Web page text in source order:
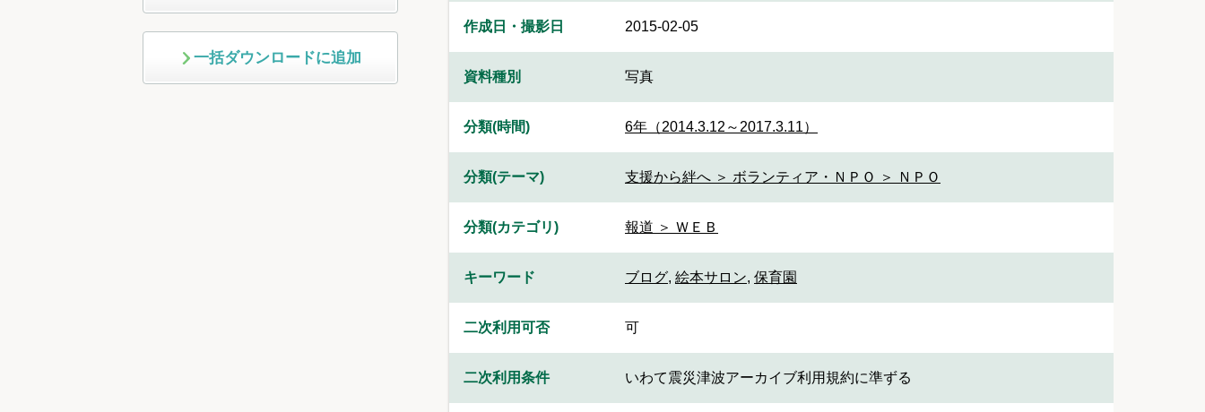
一括ダウンロードに追加
作成日・撮影日 2015-02-05
資料種別 写真
分類(時間) 6年（2014.3.12～2017.3.11）
分類(テーマ) 支援から絆へ ＞ ボランティア・ＮＰＯ ＞ ＮＰＯ
分類(カテゴリ) 報道 ＞ ＷＥＢ
キーワード ブログ, 絵本サロン, 保育園
二次利用可否 可
二次利用条件 いわて震災津波アーカイブ利用規約に準ずる